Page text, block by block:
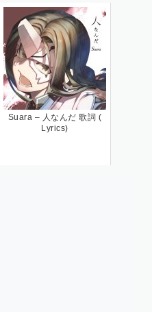
Suara – 人なんだ 歌詞 (
Lyrics)